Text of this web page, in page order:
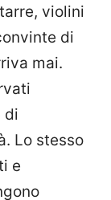
violini
di
mai.
di
Lo stesso
e